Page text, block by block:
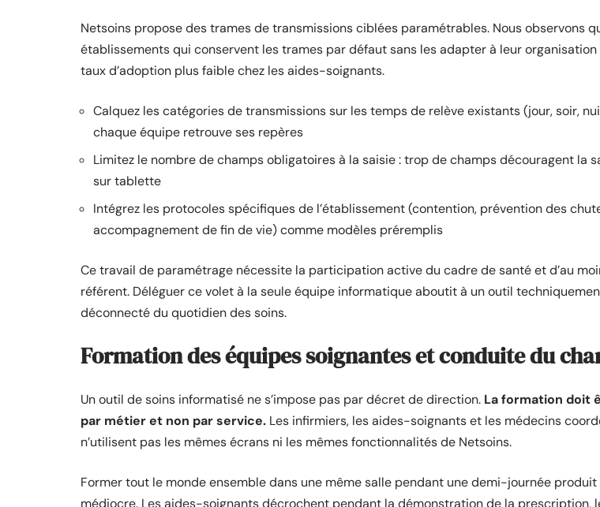
Netsoins propose des trames de transmissions ciblées paramétrables. Nous observons
établissements qui conservent les trames par défaut sans les adapter à leur
taux d’adoption plus faible chez les aides-soignants.
Calquez les catégories de transmissions sur les temps de relève existants (jour, soir,
chaque équipe retrouve ses repères
Limitez le nombre de champs obligatoires à la saisie : trop de champs découragent la
sur tablette
Intégrez les protocoles spécifiques de l’établissement (contention, prévention des
accompagnement de fin de vie) comme modèles préremplis
Ce travail de paramétrage nécessite la participation active du cadre de santé et d’au
référent. Déléguer ce volet à la seule équipe informatique aboutit à un outil
déconnecté du quotidien des soins.
Formation des équipes soignantes et conduite du
Un outil de soins informatisé ne s’impose pas par décret de direction. La formation doit
par métier et non par service. Les infirmiers, les aides-soignants et les médecins
n’utilisent pas les mêmes écrans ni les mêmes fonctionnalités de Netsoins.
Former tout le monde ensemble dans une même salle pendant une demi-journée
médiocre. Les aides-soignants décrochent pendant la démonstration de la prescription,